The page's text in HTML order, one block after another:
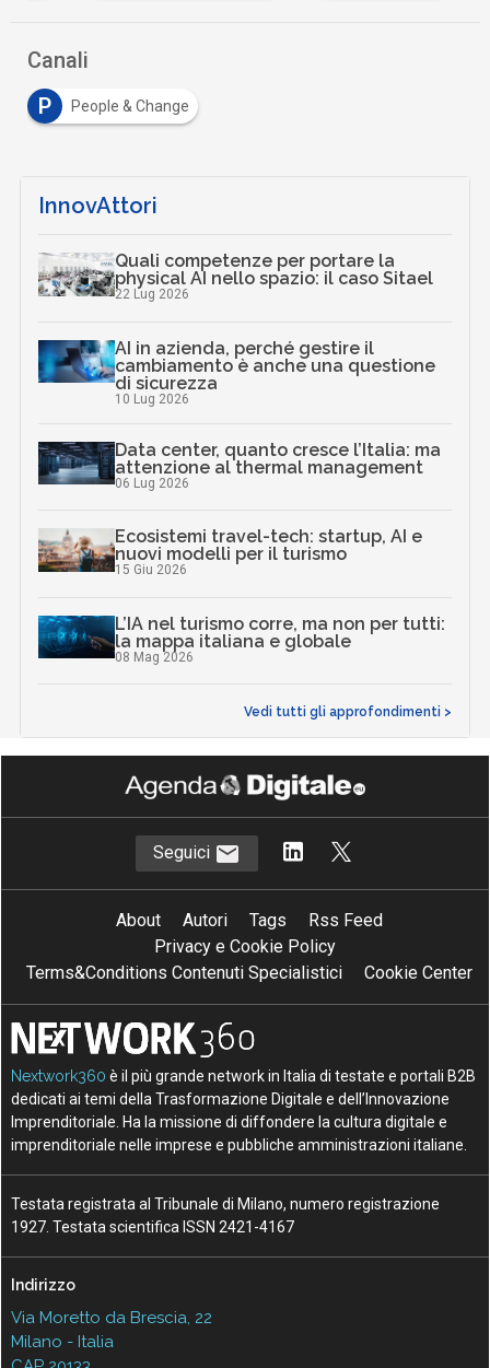
Canali
P
People & Change
InnovAttori
Quali competenze per portare la
physical AI nello spazio: il caso Sitael
22 Lug 2026
AI in azienda, perché gestire il
cambiamento è anche una questione
di sicurezza
10 Lug 2026
Data center, quanto cresce l’Italia: ma
attenzione al thermal management
06 Lug 2026
Ecosistemi travel-tech: startup, AI e
nuovi modelli per il turismo
15 Giu 2026
L’IA nel turismo corre, ma non per tutti:
la mappa italiana e globale
08 Mag 2026
Vedi tutti gli approfondimenti >
Seguici
About Autori Tags
Rss Feed
Privacy e Cookie Policy
Terms&Conditions Contenuti Specialistici
Cookie Center
Nextwork360 è il più grande network in Italia di testate e portali B2B
dedicati ai temi della Trasformazione Digitale e dell’Innovazione
Imprenditoriale. Ha la missione di diffondere la cultura digitale e
imprenditoriale nelle imprese e pubbliche amministrazioni italiane.
Testata registrata al Tribunale di Milano, numero registrazione
1927. Testata scientifica ISSN 2421-4167
Indirizzo
Via Moretto da Brescia, 22
Milano - Italia